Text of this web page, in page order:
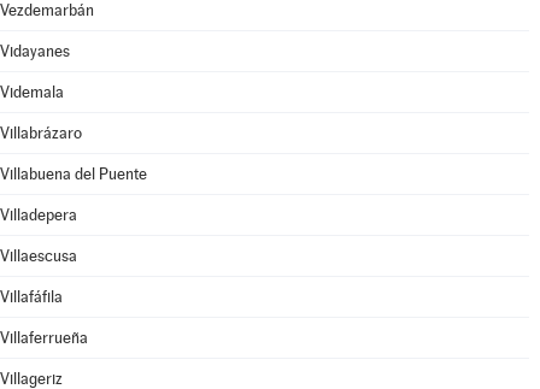
Vezdemarbán
Vidayanes
Videmala
Villabrázaro
Villabuena del Puente
Villadepera
Villaescusa
Villafáfila
Villaferrueña
Villageriz